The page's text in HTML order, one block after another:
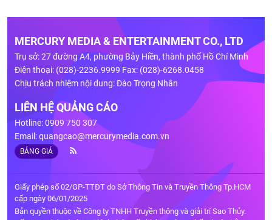
MERCURY MEDIA & ENTERTAINMENT CO., LTD
Trụ sở: 27 đường A4, phường Bảy Hiền, thành phố Hồ Chí Minh
Điện thoại: (028)-2236.9999 Fax: (028)-6268.0458
Chịu trách nhiệm nội dung: Đào Trọng Nhân
LIÊN HỆ QUẢNG CÁO
Hotline: 0909 750 307
Email:quangcao@mercurymedia.com.vn
BẢNG GIÁ
Giấy phép số 02/GP-TTĐT do Sở Thông Tin và Truyền Thông Tp.HCM
cấp ngày 06/01/2025
Bản quyền thuộc về Công ty TNHH Truyền thông và giải trí Sao Thủy.